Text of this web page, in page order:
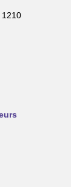
1210